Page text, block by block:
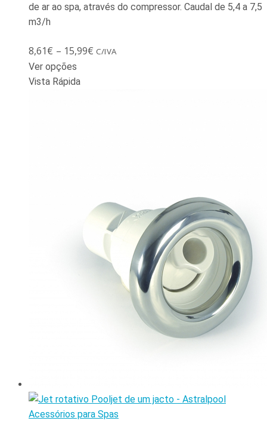
de ar ao spa, através do compressor. Caudal de 5,4 a 7,5
m3/h
8,61€ – 15,99€ C/IVA
Ver opções
Vista Rápida
Acessórios para Spas